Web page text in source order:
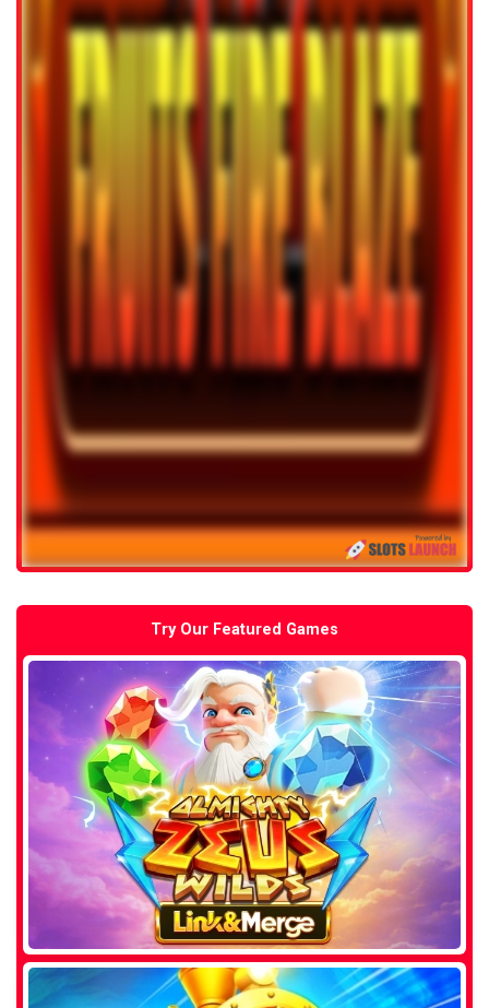
Try Our Featured Games